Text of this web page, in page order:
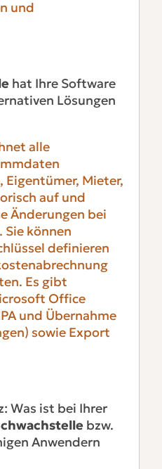
und
hat Ihre Software
Lösungen
alle
Eigentümer, Mieter,
auf und
Änderungen bei
Sie können
definieren
Es gibt
Office
und Übernahme
sowie Export
Was ist bei Ihrer
bzw.
Anwendern